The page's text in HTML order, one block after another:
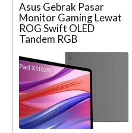
Asus Gebrak Pasar
Monitor Gaming Lewat
ROG Swift OLED
Tandem RGB